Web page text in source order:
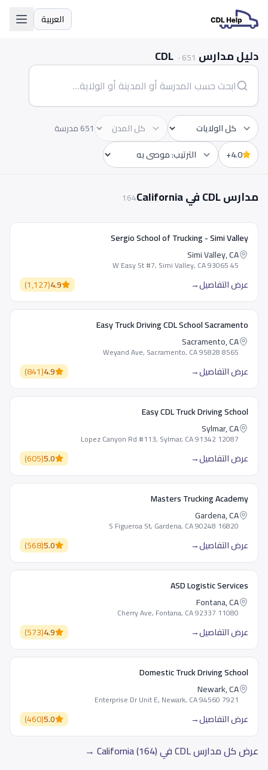
العربية
اللغة
دليل مدارس CDL ·651
الولاية المدينة
651 مدرسة
4.0+
Sort by
مدارس CDL في California 164
Sergio School of Trucking - Simi Valley
Simi Valley, CA
45 W Easy St #7, Simi Valley, CA 93065
عرض التفاصيل→
4.9
(
1,127
)
Easy Truck Driving CDL School Sacramento
Sacramento, CA
8565 Weyand Ave, Sacramento, CA 95828
عرض التفاصيل→
4.9
(
841
)
Easy CDL Truck Driving School
Sylmar, CA
12087 Lopez Canyon Rd #113, Sylmar, CA 91342
عرض التفاصيل→
5.0
(
605
)
Masters Trucking Academy
Gardena, CA
16820 S Figueroa St, Gardena, CA 90248
عرض التفاصيل→
5.0
(
568
)
ASD Logistic Services
Fontana, CA
11080 Cherry Ave, Fontana, CA 92337
عرض التفاصيل→
4.9
(
573
)
Domestic Truck Driving School
Newark, CA
7921 Enterprise Dr Unit E, Newark, CA 94560
عرض التفاصيل→
5.0
(
460
)
عرض كل مدارس CDL في California (164) →